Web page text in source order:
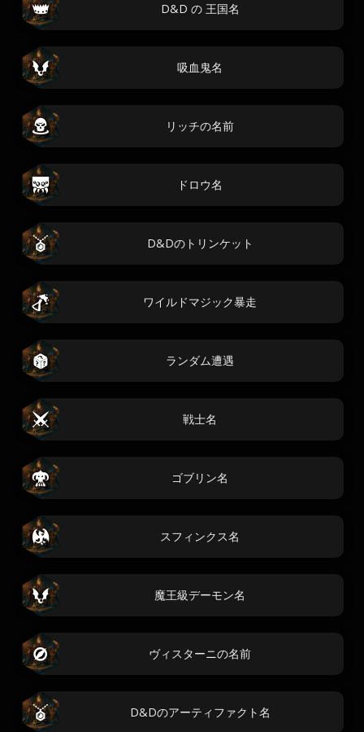
D&D の 王国名
吸血鬼名
リッチの名前
ドロウ名
D&Dのトリンケット
ワイルドマジック暴走
ランダム遭遇
戦士名
ゴブリン名
スフィンクス名
魔王級デーモン名
ヴィスターニの名前
D&Dのアーティファクト名